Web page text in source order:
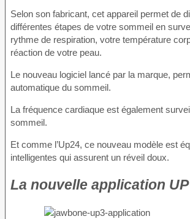
Selon son fabricant, cet appareil permet de
différentes étapes de votre sommeil en
rythme de respiration, votre température
réaction de votre peau.
Le nouveau logiciel lancé par la marque,
automatique du sommeil.
La fréquence cardiaque est également
sommeil.
Et comme l’Up24, ce nouveau modèle est
intelligentes qui assurent un réveil doux.
La nouvelle application UP